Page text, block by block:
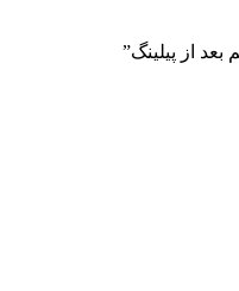
از پیلینگ”